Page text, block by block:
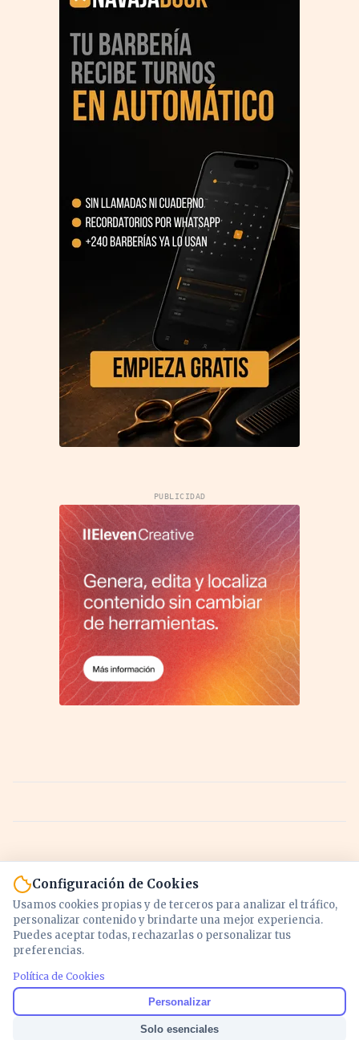
PUBLICIDAD
Noticias y análisis de economía, mercados,
inversión y política. Información actualizada
para entender lo que mueve tu dinero y tu
Configuración de Cookies
Usamos cookies propias y de terceros para analizar el tráfico,
personalizar contenido y brindarte una mejor experiencia.
Puedes aceptar todas, rechazarlas o personalizar tus
preferencias.
Política de Cookies
Personalizar
Solo esenciales